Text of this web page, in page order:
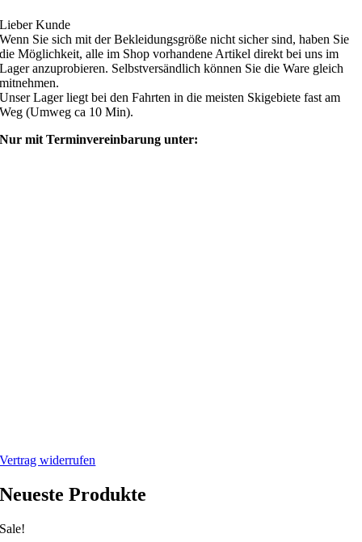
Lieber Kunde
Wenn Sie sich mit der Bekleidungsgröße nicht sicher sind, haben Sie
die Möglichkeit, alle im Shop vorhandene Artikel direkt bei uns im
Lager anzuprobieren. Selbstversändlich können Sie die Ware gleich
mitnehmen.
Unser Lager liegt bei den Fahrten in die meisten Skigebiete fast am
Weg (Umweg ca 10 Min).
Nur mit Terminvereinbarung unter:
Vertrag widerrufen
Neueste Produkte
Sale!